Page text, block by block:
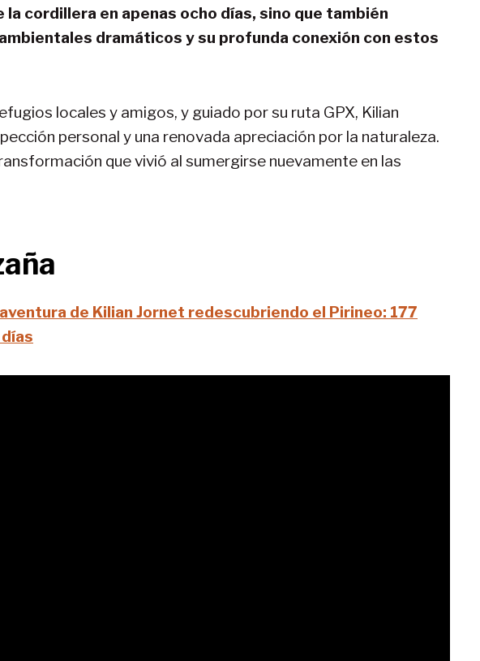
cordillera en apenas ocho días, sino que también
dramáticos y su profunda conexión con estos
locales y amigos, y guiado por su ruta GPX, Kilian
personal y una renovada apreciación por la naturaleza.
que vivió al sumergirse nuevamente en las
de Kilian Jornet redescubriendo el Pirineo: 177